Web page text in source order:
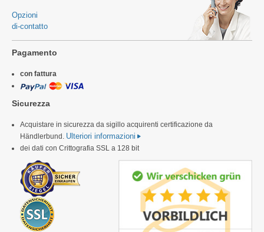
Opzioni
di-contatto
Pagamento
con fattura
Sicurezza
Acquistare in sicurezza da sigillo acquirenti certificazione da
Händlerbund. Ulteriori informazioni
dei dati con Crittografia SSL a 128 bit